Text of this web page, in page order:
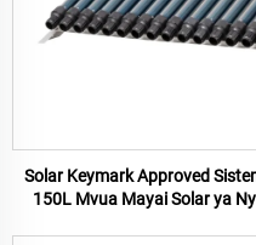
Solar Keymark Approved
150L Mvua Mayai Solar ya